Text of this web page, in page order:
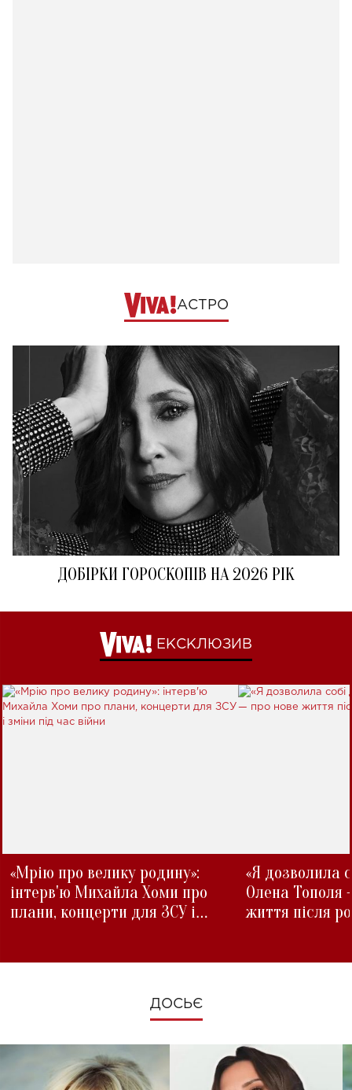
АСТРО
ДОБІРКИ ГОРОСКОПІВ НА 2026 РІК
ЕКСКЛЮЗИВ
«Мрію про велику родину»:
інтерв'ю Михайла Хоми про
плани, концерти для ЗСУ і
«Я дозволила
Олена Тополя
життя після
ДОСЬЄ